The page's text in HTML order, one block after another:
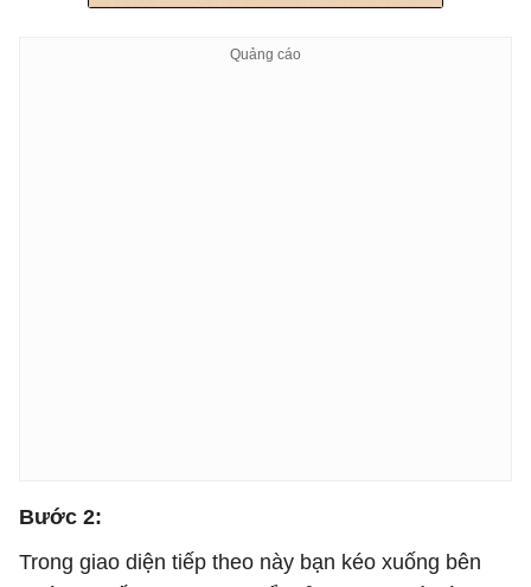
Bước 2:
Trong giao diện tiếp theo này bạn kéo xuống bên